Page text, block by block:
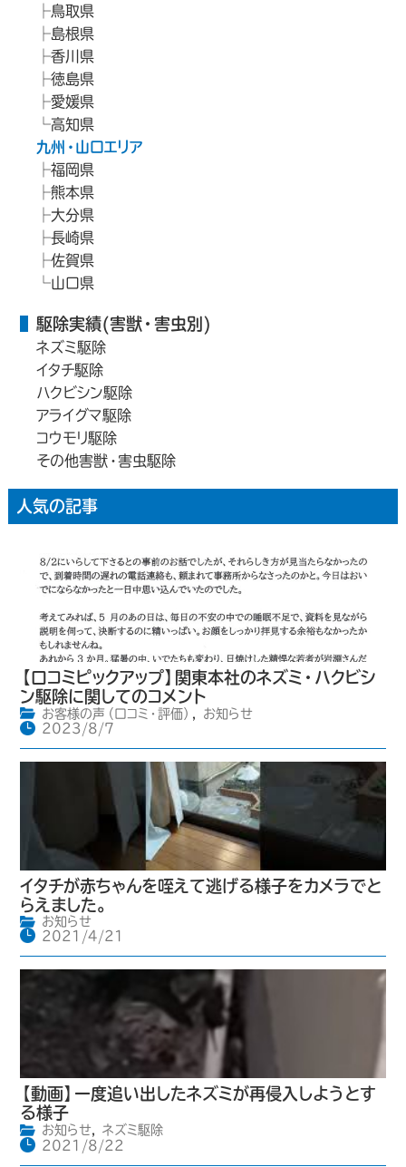
鳥取県
島根県
香川県
徳島県
愛媛県
高知県
九州・山口エリア
福岡県
熊本県
大分県
長崎県
佐賀県
山口県
駆除実績(害獣・害虫別)
ネズミ駆除
イタチ駆除
ハクビシン駆除
アライグマ駆除
コウモリ駆除
その他害獣・害虫駆除
人気の記事
【口コミピックアップ】関東本社のネズミ・ハクビシ
ン駆除に関してのコメント
お客様の声（口コミ・評価）
お知らせ
2023/8/7
イタチが赤ちゃんを咥えて逃げる様子をカメラでと
らえました。
お知らせ
2021/4/21
【動画】一度追い出したネズミが再侵入しようとす
る様子
お知らせ,
ネズミ駆除
2021/8/22